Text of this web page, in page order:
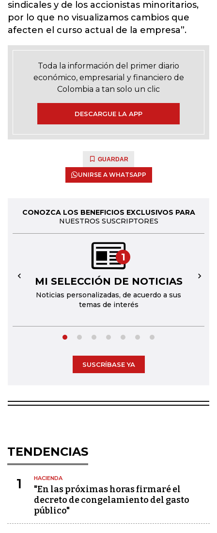
sindicales y de los accionistas minoritarios,
por lo que no visualizamos cambios que
afecten el curso actual de la empresa”.
Toda la información del primer diario
económico, empresarial y financiero de
Colombia a tan solo un clic
DESCARGUE LA APP
GUARDAR
UNIRSE A WHATSAPP
CONOZCA LOS BENEFICIOS EXCLUSIVOS PARA
NUESTROS SUSCRIPTORES
1
MI SELECCIÓN DE NOTICIAS
Noticias personalizadas, de acuerdo a sus
temas de interés
← →
SUSCRÍBASE YA
TENDENCIAS
1 HACIENDA
"En las próximas horas firmaré el
decreto de congelamiento del gasto
público"